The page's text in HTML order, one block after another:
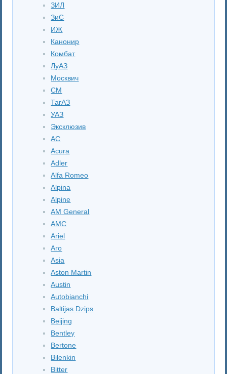
ЗИЛ
ЗиС
ИЖ
Канонир
Комбат
ЛуАЗ
Москвич
СМ
ТагАЗ
УАЗ
Эксклюзив
AC
Acura
Adler
Alfa Romeo
Alpina
Alpine
AM General
AMC
Ariel
Aro
Asia
Aston Martin
Austin
Autobianchi
Baltijas Dzips
Beijing
Bentley
Bertone
Bilenkin
Bitter